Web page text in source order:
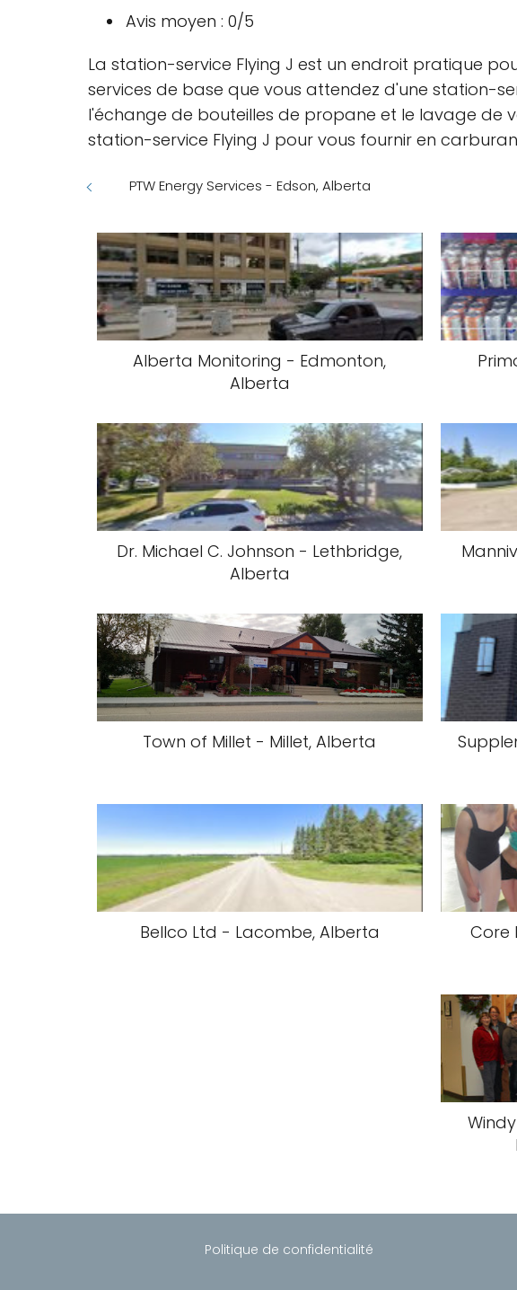
Avis moyen : 0/5
La station-service Flying J est un endroit pratique
services de base que vous attendez d'une station-
l'échange de bouteilles de propane et le lavage de
station-service Flying J pour vous fournir en
PTW Energy Services - Edson, Alberta
Alberta Monitoring - Edmonton,
Alberta
Dr. Michael C. Johnson - Lethbridge,
Alberta
Town of Millet - Millet, Alberta
Bellco Ltd - Lacombe, Alberta
Core
Politique de confidentialité